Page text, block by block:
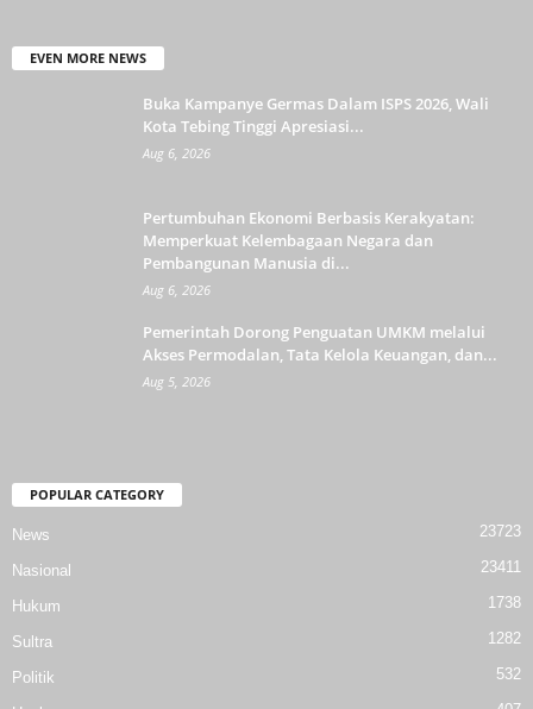
EVEN MORE NEWS
Buka Kampanye Germas Dalam ISPS 2026, Wali
Kota Tebing Tinggi Apresiasi...
Aug 6, 2026
Pertumbuhan Ekonomi Berbasis Kerakyatan:
Memperkuat Kelembagaan Negara dan
Pembangunan Manusia di...
Aug 6, 2026
Pemerintah Dorong Penguatan UMKM melalui
Akses Permodalan, Tata Kelola Keuangan, dan...
Aug 5, 2026
POPULAR CATEGORY
News 23723
Nasional 23411
Hukum 1738
Sultra 1282
Politik 532